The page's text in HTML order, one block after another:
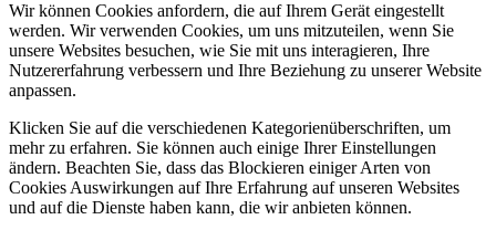
Wir können Cookies anfordern, die auf Ihrem Gerät eingestellt
werden. Wir verwenden Cookies, um uns mitzuteilen, wenn Sie
unsere Websites besuchen, wie Sie mit uns interagieren, Ihre
Nutzererfahrung verbessern und Ihre Beziehung zu unserer Website
anpassen.
Klicken Sie auf die verschiedenen Kategorienüberschriften, um
mehr zu erfahren. Sie können auch einige Ihrer Einstellungen
ändern. Beachten Sie, dass das Blockieren einiger Arten von
Cookies Auswirkungen auf Ihre Erfahrung auf unseren Websites
und auf die Dienste haben kann, die wir anbieten können.